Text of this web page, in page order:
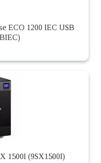
ECO 1200 IEC USB
1500I (9SX1500I)